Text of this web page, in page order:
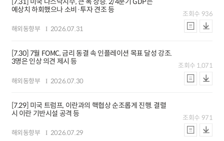
예상치 하회했으나 소비·투자 견조 등
조회수 936
해외동향부
2026.07.31
[7.30] 7월 FOMC, 금리 동결 속 인플레이션 목표 달성 강조.
3명은 인상 의견 제시 등
조회수 1,071
해외동향부
2026.07.30
[7.29] 미국 트럼프, 이란과의 핵협상 순조롭게 진행. 결렬
시 이란 기반시설 공격 등
조회수 971
해외동향부
2026.07.29